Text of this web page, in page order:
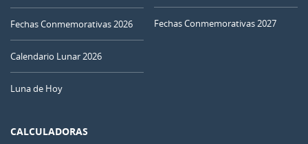
Fechas Conmemorativas 2026
Calendario Lunar 2026
Luna de Hoy
Fechas Conmemorativas 2027
CALCULADORAS